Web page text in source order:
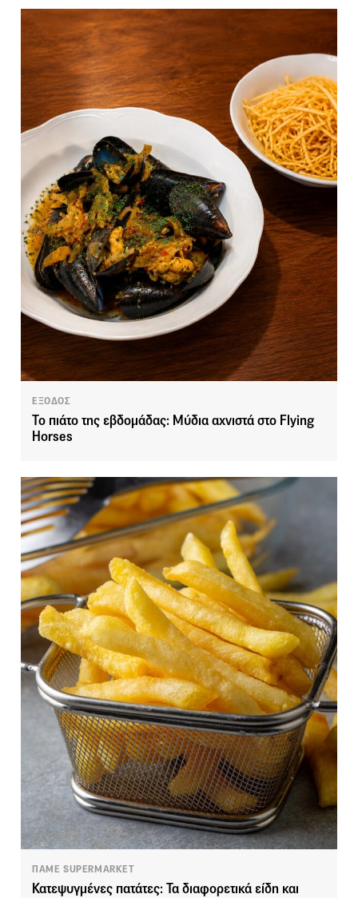
ΕΞΟΔΟΣ
Το πιάτο της εβδομάδας: Mύδια αχνιστά στο Flying
Horses
ΠΑΜΕ SUPERMARKET
Κατεψυγμένες πατάτες: Τα διαφορετικά είδη και